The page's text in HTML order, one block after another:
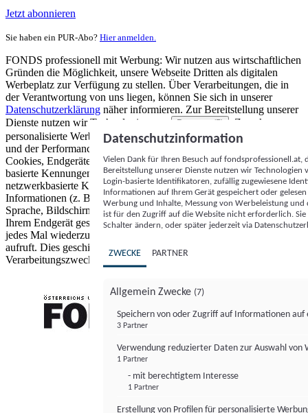
Jetzt abonnieren
Sie haben ein PUR-Abo? Hier anmelden.
FONDS professionell mit Werbung: Wir nutzen aus wirtschaftlichen
Gründen die Möglichkeit, unsere Webseite Dritten als digitalen
Werbeplatz zur Verfügung zu stellen. Über Verarbeitungen, die in
der Verantwortung von uns liegen, können Sie sich in unserer
Datenschutzerklärung näher informieren. Zur Bereitstellung unserer
Dienste nutzen wir Technologien von
Partnern (5)
. Zwecke:
personalisierte Werbung und Inhalte, Messung von Werbeleistung
und der Performance von Inhalten sowie Zielgruppenforschung.
Cookies, Endgeräte- oder ähnliche Online-Kennungen (z. B. login-
basierte Kennungen, zufällig generierte Kennungen,
netzwerkbasierte Kennungen) können zusammen mit anderen
Informationen (z. B. Browsertyp und Browserinformationen,
Sprache, Bildschirmgröße, unterstützte Technologien usw.) auf
Ihrem Endgerät gespeichert oder von dort ausgelesen werden, um es
jedes Mal wiederzuerkennen, wenn es eine App oder einer Webseite
aufruft. Dies geschieht für einen oder mehrere der hier aufgeführten
Verarbeitungszwecke.
Datenschutzinformation
Vielen Dank für Ihren Besuch auf
Bereitstellung unserer Dienste nutzen wir Technologien
Login-basierte Identifikatoren, zufällig zugewiesene
Informationen auf Ihrem Gerät gespeichert oder
Werbung und Inhalte, Messung von Werbeleistung
ist für den Zugriff auf die Website nicht erforderlich.
Schalter ändern, oder später jederzeit via
ZWECKE PARTNER
Allgemein Zwecke (7)
Speichern von oder Zugriff auf Informationen auf
3 Partner
Verwendung reduzierter Daten zur Auswahl von
1 Partner
- mit berechtigtem Interesse
1 Partner
Erstellung von Profilen für personalisierte
FONDS professionell